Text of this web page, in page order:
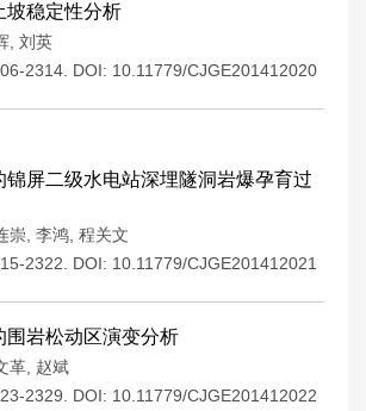
坡稳定性分析
刘英
2314. DOI: 10.11779/CJGE201412020
锦屏二级水电站深埋隧洞岩爆孕育过
崇 李鸿 程关文
2322.
DOI: 10.11779/CJGE201412021
围岩松动区演变分析
革 赵斌
2329.
DOI: 10.11779/CJGE201412022